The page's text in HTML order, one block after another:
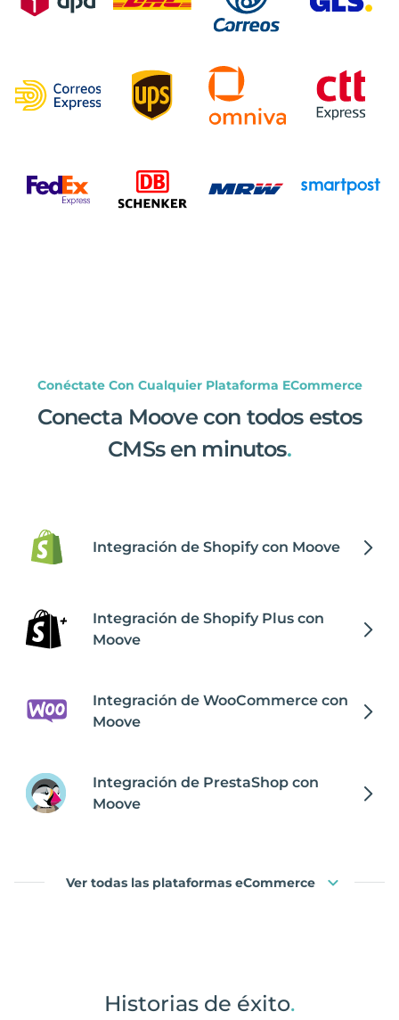
Conéctate Con Cualquier Plataforma ECommerce
Conecta Moove con todos estos
CMSs en minutos.
Integración de Shopify con Moove
Integración de Shopify Plus con
Moove
Integración de WooCommerce con
Moove
Integración de PrestaShop con
Moove
Ver todas las plataformas eCommerce
Historias de éxito.